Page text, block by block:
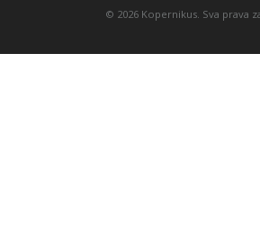
© 2026 Kopernikus. Sva prava